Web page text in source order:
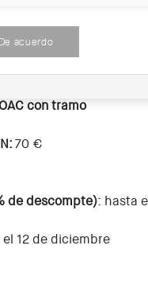
con cuota básica:
con tramo
70 €
de descompte): hasta
12 de diciembre
De acuerdo